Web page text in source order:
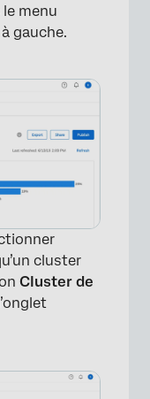
menu
gauche.
cluster
Cluster de